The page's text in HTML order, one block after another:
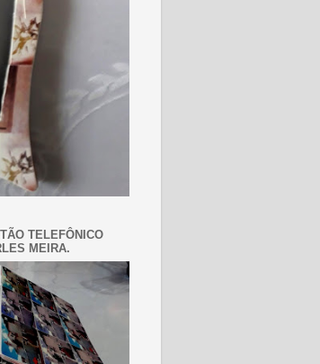
TELEFÔNICO
MEIRA.